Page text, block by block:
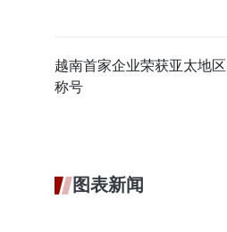
越南首家企业荣获亚太地
称号
图表新闻